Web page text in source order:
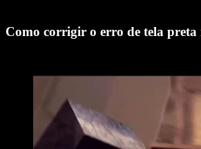
Como corrigir o erro de tela preta